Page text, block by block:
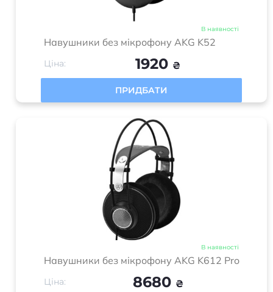
В наявності
Навушники без мікрофону AKG K52
Ціна: 1920 ₴
ПРИДБАТИ
В наявності
Навушники без мікрофону AKG K612 Pro
Ціна: 8680 ₴